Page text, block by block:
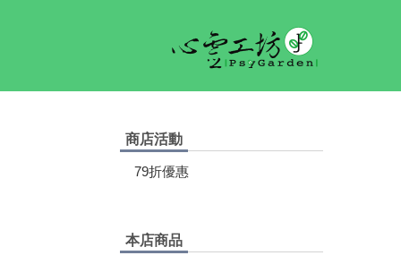
商店活動
79折優惠
本店商品